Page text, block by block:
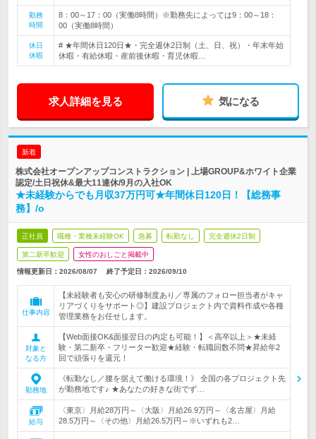
勤務
時間
8：00～17：00（実働8時間）※勤務先によっては9：00～18：
00（実働8時間）
休日
休暇
# ★年間休日120日★・完全週休2日制（土、日、祝）・年末年始
休暇・有給休暇・産前後休暇・育児休暇…
求人詳細を見る 気になる
新着
株式会社オープンアップコンストラクション | 上場GROUP&ホワイト企業
認定/土日祝休&最大11連休/9月の入社OK
★未経験からでも月収37万円可★年間休日120日！【総務事
務】/o
正社員 職種・業種未経験OK 急募 転勤なし 完全週休2日制
第二新卒歓迎 女性のおしごと掲載中
情報更新日：2026/08/07 終了予定日： 2026/09/10
仕事内容
【未経験者も安心の研修制度あり／専属のフォロー担当者がキャ
リアづくりをサポート◎】建設プロジェクト内で資料作成や各種
管理業務をお任せします。
対象と
なる方
【Web面接OK&面接翌日の内定も可能！】＜高卒以上＞★未経
験・第二新卒・フリーター歓迎★経験・転職回数不問★昇給年2
回で頑張りを還元！
勤務地
《転勤なし／腰を据えて働ける環境！》 全国の各プロジェクト先
が勤務地です♪ ★あなたの好きな街でず…
給与
〈東京〉月給28万円～〈大阪〉月給26.9万円～〈名古屋〉月給
28.5万円～〈その他〉月給26.5万円～※いずれも2…